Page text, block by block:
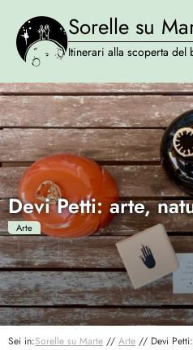
Sorelle su
Itinerari alla scoperta del
Devi Petti: arte,
Arte
Sei in:Sorelle su Marte // Arte // Devi